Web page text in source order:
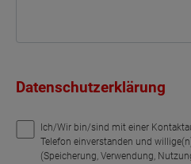
Datenschutzerklärung
Ich/Wir bin/sind mit einer
Telefon einverstanden und
(Speicherung, Verwendung,